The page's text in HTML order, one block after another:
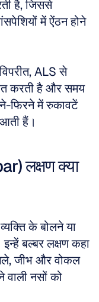
है, जिससे
में ऐंठन होने
ALS से
करती है और समय
फिरने में रुकावटें
हैं।
लक्षण क्या
के बोलने या
बल्बर लक्षण कहा
जीभ और वोकल
वाली नसों को